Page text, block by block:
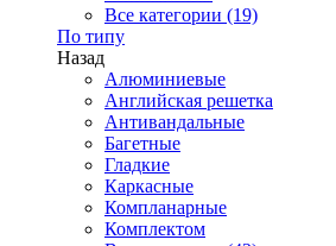
Все категории (19)
По типу
Назад
Алюминиевые
Английская решетка
Антивандальные
Багетные
Гладкие
Каркасные
Компланарные
Комплектом